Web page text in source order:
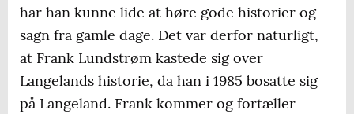
har han kunne lide at høre gode historier og
sagn fra gamle dage. Det var derfor naturligt,
at Frank Lundstrøm kastede sig over
Langelands historie, da han i 1985 bosatte sig
på Langeland. Frank kommer og fortæller